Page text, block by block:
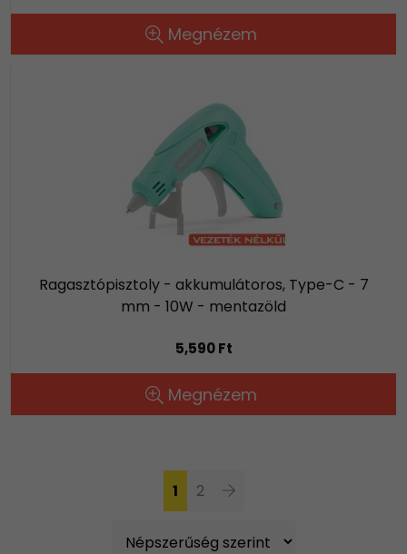
Megnézem
Ragasztópisztoly - akkumulátoros, Type-C - 7
mm - 10W - mentazöld
5,590 Ft
Megnézem
1 2